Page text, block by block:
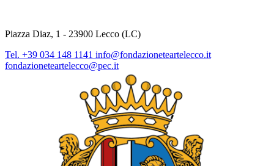
Piazza Diaz, 1 - 23900 Lecco (LC)
Tel. +39 034 148 1141 info@fondazioneteartelecco.it
fondazioneteartelecco@pec.it